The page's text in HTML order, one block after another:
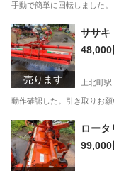
手動で簡単に回転しました
青森 十和田市 上
売ります
ササ
48,000
上北町駅
動作確認した。引き取りお願
青森 十和田市 上
ロータ
99,000